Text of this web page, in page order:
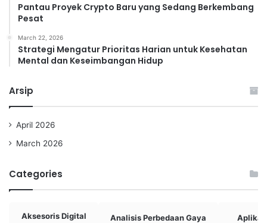
Pantau Proyek Crypto Baru yang Sedang Berkembang
Pesat
March 22, 2026
Strategi Mengatur Prioritas Harian untuk Kesehatan
Mental dan Keseimbangan Hidup
Arsip
April 2026
March 2026
Categories
Aksesoris Digital Analisis Perbedaan Gaya